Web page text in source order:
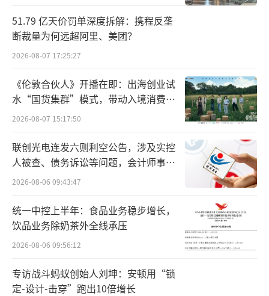
有相关技术人员认为，MCP本质是给模型
和外部工具之间提供了一个标准，和高效的连
接方式。他特别强调，“MCP仅是个协议，并
上述技术人员表示，MCP对构建服务而
言，不是必选项。即使没有MCP，通过Functio
n Call和现有的工具调参也可以达到相同的效
果。
虽然从技术实现角度，不管是否有MCP，
实现的流程都是一样的。但统一的标准协议对
大厂在行业话语权至关重要。可以说，是Open
AI、谷歌先认可了MCP的地位，紧接着阿里、
百度后来跟上。通过相互认同的方式，他们在
国内外掀起了一股开放MCP服务潮流。
51.79 亿天价罚单深度拆解：携程反垄
断裁量为何远超阿里、美团？
2026-08-07 17:25:27
《伦敦合伙人》开播在即：出海创业试
水“国货集群”模式，带动入境消费反
向种草
2026-08-07 15:17:50
联创光电连发六则利空公告，涉及实控
人被查、债务诉讼等问题，会计师事务
所曾出具“保留意见”
2026-08-06 09:43:47
统一中控上半年：食品业务稳步增长，
饮品业务除奶茶外全线承压
2026-08-06 09:56:12
专访战斗蚂蚁创始人刘坤：安顿用“锁
定-设计-击穿”跑出10倍增长